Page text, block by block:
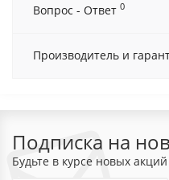
Вопрос - Ответ 0
Производитель и
Подписка на
Будьте в курсе новых